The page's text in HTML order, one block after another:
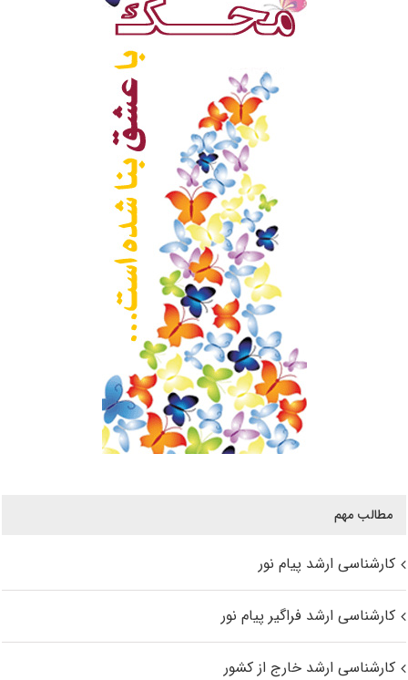
مطالب مهم
کارشناسی ارشد پیام نور
کارشناسی ارشد فراگیر پیام نور
کارشناسی ارشد خارج از کشور